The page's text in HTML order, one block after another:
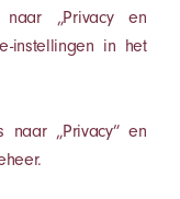
„Privacy en
instellingen in het
naar „Privacy” en